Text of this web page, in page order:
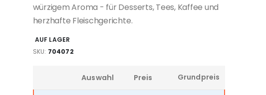
würzigem Aroma - für Desserts, Tees, Kaffee und
herzhafte Fleischgerichte.
AUF LAGER
SKU 704072
Auswahl Preis Grundpreis